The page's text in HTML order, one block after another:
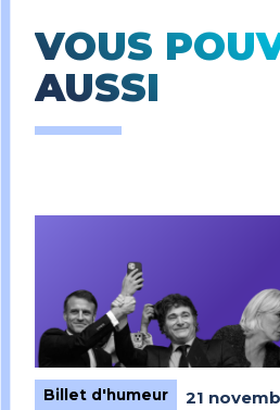
VOUS
AUSSI
Billet d'humeur
21